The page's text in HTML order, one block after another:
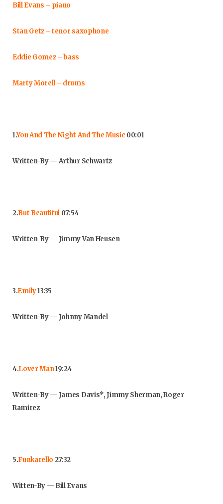
Bill Evans – piano
Stan Getz – tenor saxophone
Eddie Gomez – bass
Marty Morell – drums
1.You And The Night And The Music 00:01
Written-By — Arthur Schwartz
2.But Beautiful 07:54
Written-By — Jimmy Van Heusen
3.Emily13:35
Written-By — Johnny Mandel
4.Lover Man19:24
Written-By — James Davis*, Jimmy Sherman, Roger
Ramirez
5.Funkarello 27:32
Witten-By — Bill Evans